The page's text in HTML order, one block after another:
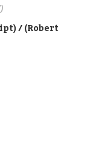
/ (Robert